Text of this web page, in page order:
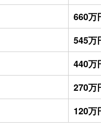
660万
545万
440万
270万
120万